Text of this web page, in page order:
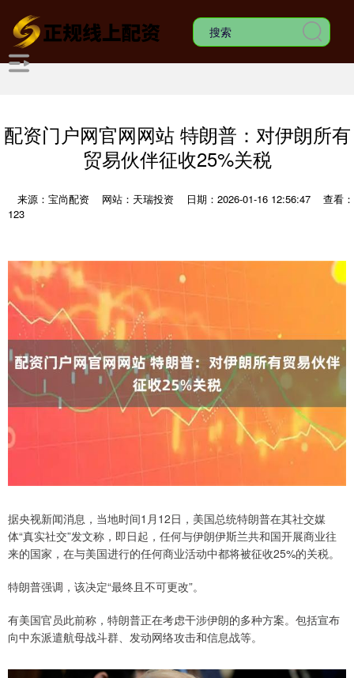
配资门户网官网网站 特朗普：对伊朗所有
贸易伙伴征收25%关税
来源：宝尚配资 网站：天瑞投资 日期：2026-01-16 12:56:47
查看：
123
据央视新闻消息，当地时间1月12日，美国总统特朗普在其社交媒
体“真实社交”发文称，即日起，任何与伊朗伊斯兰共和国开展商业往
来的国家，在与美国进行的任何商业活动中都将被征收25%的关税。
特朗普强调，该决定“最终且不可更改”。
有美国官员此前称，特朗普正在考虑干涉伊朗的多种方案。包括宣布
向中东派遣航母战斗群、发动网络攻击和信息战等。